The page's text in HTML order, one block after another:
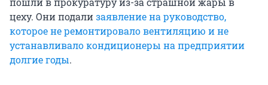
цеху. Они подализаявление на руководство,
которое не ремонтировало вентиляцию и не
устанавливало кондиционеры на предприятии
долгие годы.